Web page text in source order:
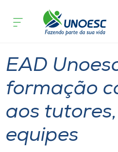
Cursos
Pesquisa
Atendimento ao Estudante
Portal de Ensino
acontece
EAD
formação
aos
equipes